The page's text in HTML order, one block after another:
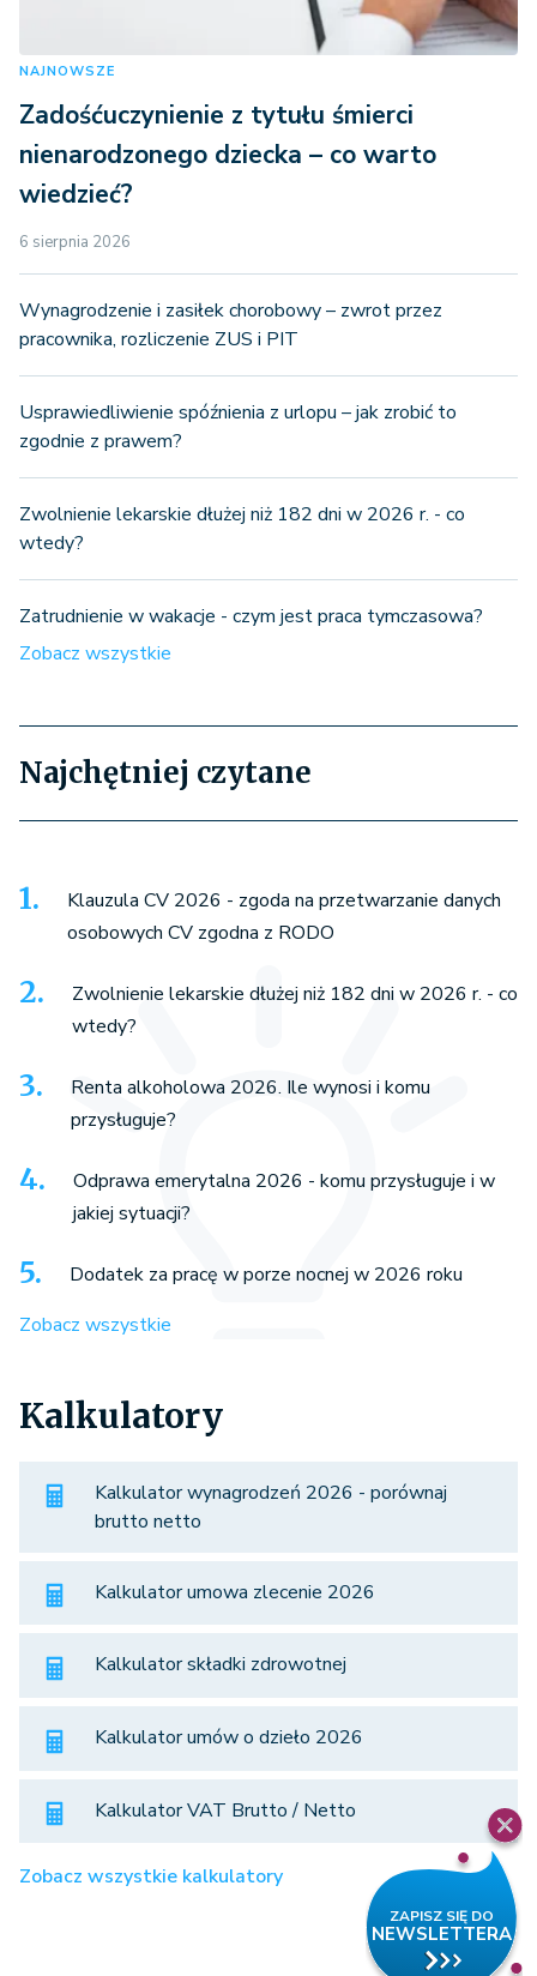
NAJNOWSZE
Zadośćuczynienie z tytułu śmierci
nienarodzonego dziecka – co warto
wiedzieć?
6 sierpnia 2026
Wynagrodzenie i zasiłek chorobowy – zwrot przez
pracownika, rozliczenie ZUS i PIT
Usprawiedliwienie spóźnienia z urlopu – jak zrobić to
zgodnie z prawem?
Zwolnienie lekarskie dłużej niż 182 dni w 2026 r. - co
wtedy?
Zatrudnienie w wakacje - czym jest praca tymczasowa?
Zobacz wszystkie
Najchętniej czytane
Klauzula CV 2026 - zgoda na przetwarzanie danych
osobowych CV zgodna z RODO
Zwolnienie lekarskie dłużej niż 182 dni w 2026 r. - co
wtedy?
Renta alkoholowa 2026. Ile wynosi i komu
przysługuje?
Odprawa emerytalna 2026 - komu przysługuje i w
jakiej sytuacji?
Dodatek za pracę w porze nocnej w 2026 roku
Zobacz wszystkie
Kalkulatory
Kalkulator wynagrodzeń 2026 - porównaj
brutto netto
Kalkulator umowa zlecenie 2026
Kalkulator składki zdrowotnej
Kalkulator umów o dzieło 2026
Kalkulator VAT Brutto / Netto
Zobacz wszystkie kalkulatory